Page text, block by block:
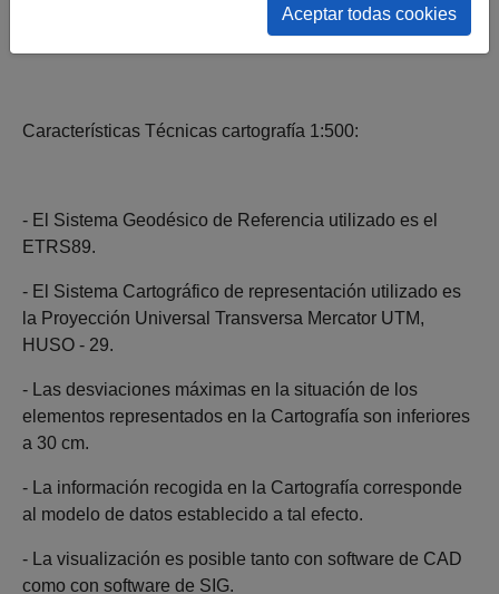
en la Delegación de Urbanismo del Ayuntamiento previo
pago de la tasa correspondiente.
Características Técnicas cartografía 1:500:
- El Sistema Geodésico de Referencia utilizado es el
ETRS89.
- El Sistema Cartográfico de representación utilizado es
la Proyección Universal Transversa Mercator UTM,
HUSO - 29.
- Las desviaciones máximas en la situación de los
elementos representados en la Cartografía son inferiores
a 30 cm.
- La información recogida en la Cartografía corresponde
al modelo de datos establecido a tal efecto.
- La visualización es posible tanto con software de CAD
como con software de SIG.
Aceptar todas cookies